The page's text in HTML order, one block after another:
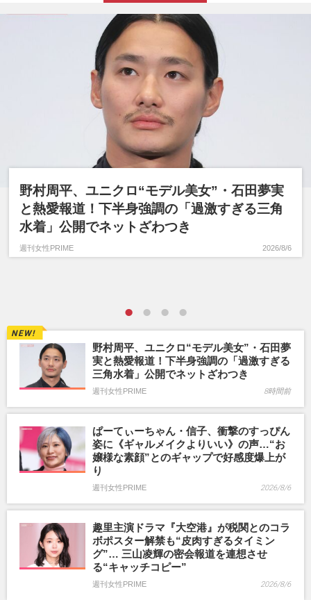
野村周平、ユニクロ“モデル美女”・石田夢実
と熱愛報道！下半身強調の「過激すぎる三角
水着」公開でネットざわつき
週刊女性PRIME 2026/8/6
野村周平、ユニクロ“モデル美女”・石田夢
実と熱愛報道！下半身強調の「過激すぎる
三角水着」公開でネットざわつき
週刊女性PRIME 8時間前
ぱーてぃーちゃん・信子、衝撃のすっぴん
姿に《ギャルメイクよりいい》の声…“お
嬢様な素顔”とのギャップで好感度爆上が
り
週刊女性PRIME 2026/8/6
趣里主演ドラマ『大空港』が税関とのコラ
ボポスター解禁も“皮肉すぎるタイミン
グ”… 三山凌輝の密会報道を連想させ
る“キャッチコピー”
週刊女性PRIME 2026/8/6